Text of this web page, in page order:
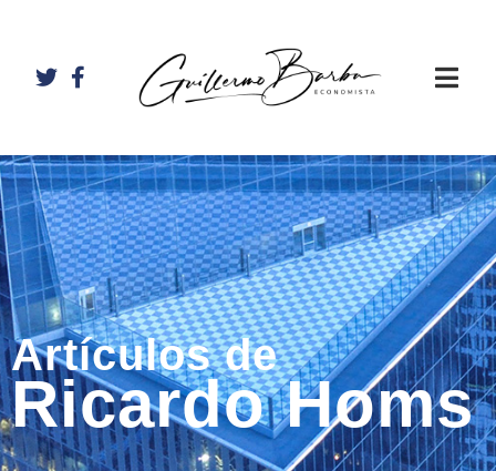
Artículos de
Ricardo Homs